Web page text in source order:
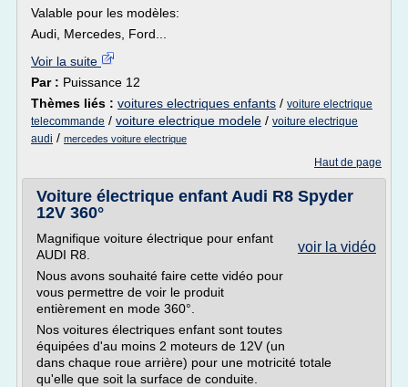
Valable pour les modèles:
Audi, Mercedes, Ford...
Voir la suite
Par : Puissance 12
Thèmes liés : voitures electriques enfants / voiture electrique
telecommande / voiture electrique modele / voiture electrique
audi / mercedes voiture electrique
Haut de page
Voiture électrique enfant Audi R8 Spyder
12V 360°
voir la vidéo
Magnifique voiture électrique pour enfant
AUDI R8.
Nous avons souhaité faire cette vidéo pour
vous permettre de voir le produit
entièrement en mode 360°.
Nos voitures électriques enfant sont toutes
équipées d'au moins 2 moteurs de 12V (un
dans chaque roue arrière) pour une motricité totale
qu'elle que soit la surface de conduite.